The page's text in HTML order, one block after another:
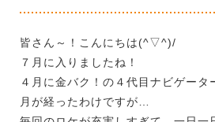
皆さん～！こんにちは(^▽^)/
７月に入りましたね！
４月に金バク！の４代目ナビゲータ
月が経ったわけですが…